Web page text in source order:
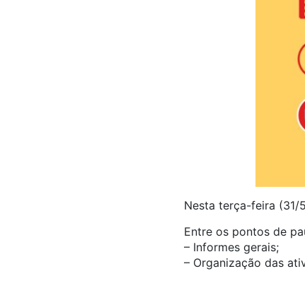
Nesta terça-feira (31/
Entre os pontos de
– Informes gerais;
– Organização das